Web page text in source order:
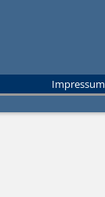
Impressum